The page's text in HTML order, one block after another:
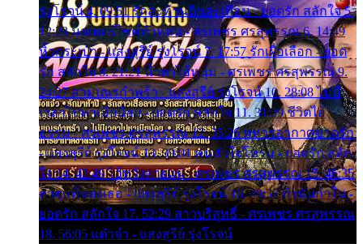
รุ่งโรจน์ 4. 09:51 รักสะท้านดินสะเทือน - ยอดรัก สลักใจ 5.
12:23 มอเตอร์ไซค์ทำหล่น - ศรเพชร ศรสุพรรณ 6. 14:49
หิ้วกระเป๋า - แสงสุรีย์ รุ่งโรจน์ 7. 17:57 รักเผื่อเลือก - ยอด
รัก สลักใจ 8. 21:21 น้ำตาไอ้หนุ่ม - ศรเพชร ศรสุพรรณ 9.
24:27 สามเณรกำพร้า - แสงสุรีย์ รุ่งโรจน์ 10. 28:08 ไม่มี
เวลาไปหาเมียน้อย - ยอดรัก สลักใจ 11. 31:29 ชีวิตไอ้
ธรรม - ศรเพชร ศรสุพรรณ 12. 35:26 ทหารอากาศขาดรัก
- แสงสุรีย์ รุ่งโรจน์ 13. 39:01 คนหัวใจโทรม - ยอดรัก สลัก
ใจ 14. 42:49 ไอ้หวังตายแน่ - ศรเพชร ศรสุพรรณ 15. 46:35
ธาตุแท้ของเธอ - แสงสุรีย์ รุ่งโรจน์ 16. 49:57 กำนันกำใน -
ยอดรัก สลักใจ 17. 52:29 สาวบริสุทธิ์ - ศรเพชร ศรสุพรรณ
18. 56:05 แต๋วจ๋า - แสงสุรีย์ รุ่งโรจน์